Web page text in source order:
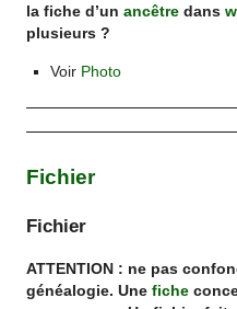
la fiche d’unancêtre dans
plusieurs ?
Voir Photo
Fichier
Fichier
ATTENTION : ne pas
généalogie. Unefiche